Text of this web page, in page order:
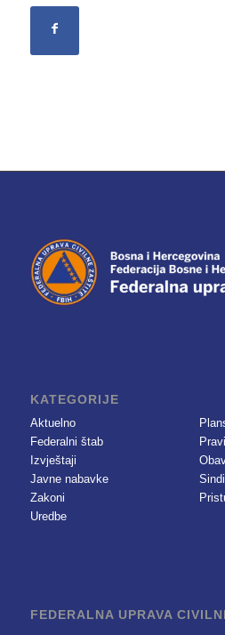
KATEGORIJE
Aktuelno
Federalni štab
Izvještaji
Javne nabavke
Zakoni
Uredbe
FEDERALNA UPRAVA